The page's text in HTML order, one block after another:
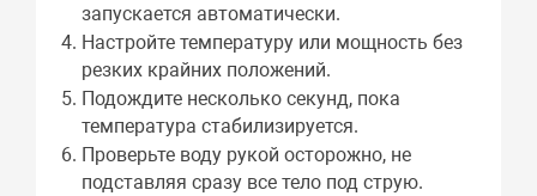
запускается автоматически.
Настройте температуру или мощность без
резких крайних положений.
Подождите несколько секунд, пока
температура стабилизируется.
Проверьте воду рукой осторожно, не
подставляя сразу все тело под струю.